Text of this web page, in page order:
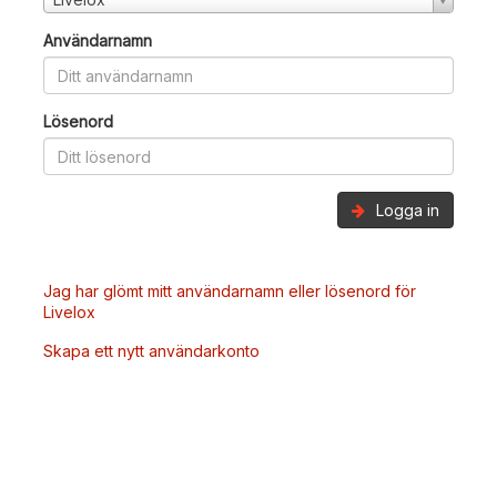
Användarnamn
Lösenord
Logga in
Jag har glömt mitt användarnamn eller lösenord för
Livelox
Skapa ett nytt användarkonto